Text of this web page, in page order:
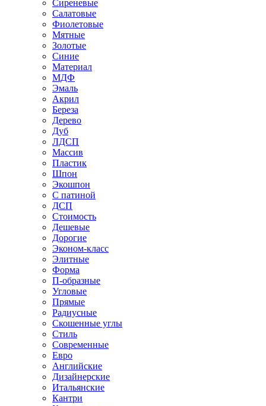
Сиреневые
Салатовые
Фиолетовые
Мятные
Золотые
Синие
Материал
МДФ
Эмаль
Акрил
Береза
Дерево
Дуб
ЛДСП
Массив
Пластик
Шпон
Экошпон
С патиной
ДСП
Стоимость
Дешевые
Дорогие
Эконом-класс
Элитные
Форма
П-образные
Угловые
Прямые
Радиусные
Скошенные углы
Стиль
Современные
Евро
Английские
Дизайнерские
Итальянские
Кантри